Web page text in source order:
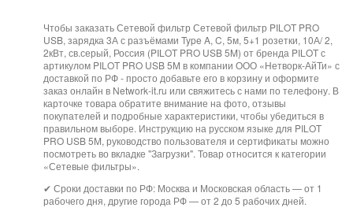
Чтобы заказать Сетевой фильтр Сетевой фильтр PILOT PRO
USB, зарядка 3А с разъёмами Type A, C, 5м, 5+1 розетки, 10А/ 2,
2кВт, св.серый, Россия (PILOT PRO USB 5M) от бренда PILOT с
артикулом PILOT PRO USB 5M в компании ООО «Нетворк-АйТи» с
доставкой по РФ - просто добавьте его в корзину и оформите
заказ онлайн в Network-it.ru или свяжитесь с нами по телефону. В
карточке товара обратите внимание на фото, отзывы
покупателей и подробные характеристики, чтобы убедиться в
правильном выборе. Инструкцию на русском языке для PILOT
PRO USB 5M, руководство пользователя и сертификаты можно
посмотреть во вкладке "Загрузки". Товар относится к категории
«Сетевые фильтры».
✔ Сроки доставки по РФ: Москва и Московская область — от 1
рабочего дня, другие города РФ — от 2 до 5 рабочих дней.